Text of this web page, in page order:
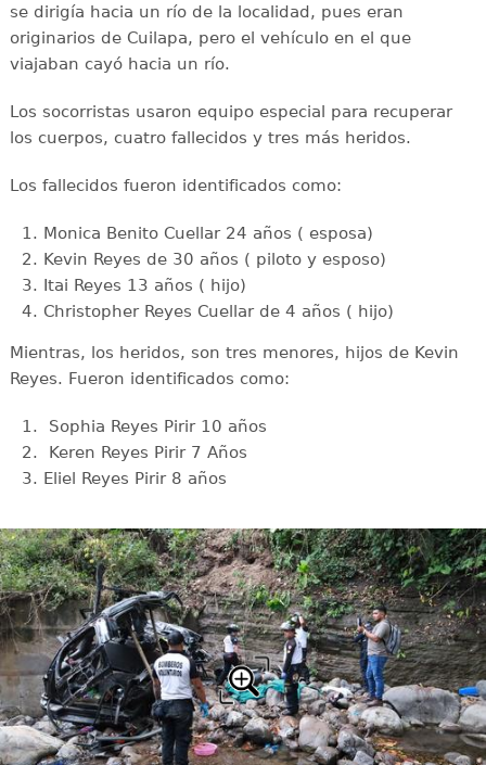
se dirigía hacia un río de la localidad, pues eran
originarios de Cuilapa, pero el vehículo en el que
viajaban cayó hacia un río.
Los socorristas usaron equipo especial para recuperar
los cuerpos, cuatro fallecidos y tres más heridos.
Los fallecidos fueron identificados como:
Monica Benito Cuellar 24 años ( esposa)
Kevin Reyes de 30 años ( piloto y esposo)
Itai Reyes 13 años ( hijo)
Christopher Reyes Cuellar de 4 años ( hijo)
Mientras, los heridos, son tres menores, hijos de Kevin
Reyes. Fueron identificados como:
Sophia Reyes Pirir 10 años
Keren Reyes Pirir 7 Años
Eliel Reyes Pirir 8 años